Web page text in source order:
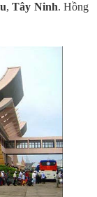
,Tây Ninh. Hồng